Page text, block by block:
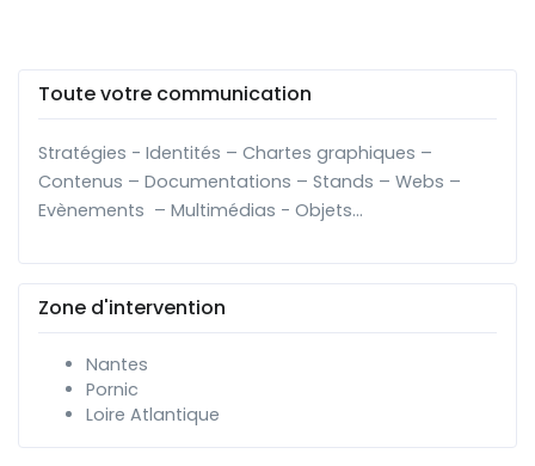
Toute votre communication
Stratégies - Identités – Chartes graphiques –
Contenus – Documentations – Stands – Webs –
Evènements – Multimédias - Objets…
Zone d'intervention
Nantes
Pornic
Loire Atlantique